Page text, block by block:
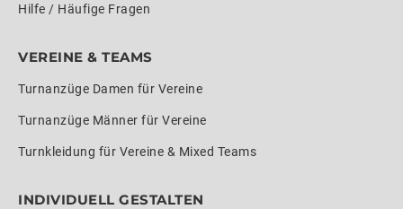
Hilfe / Häufige Fragen
VEREINE & TEAMS
Turnanzüge Damen für Vereine
Turnanzüge Männer für Vereine
Turnkleidung für Vereine & Mixed Teams
INDIVIDUELL GESTALTEN